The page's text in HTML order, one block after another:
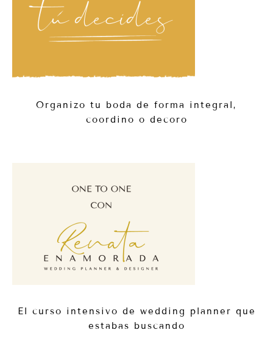
Organizo tu boda de forma integral,
coordino o decoro
El curso intensivo de wedding planner que
estabas buscando